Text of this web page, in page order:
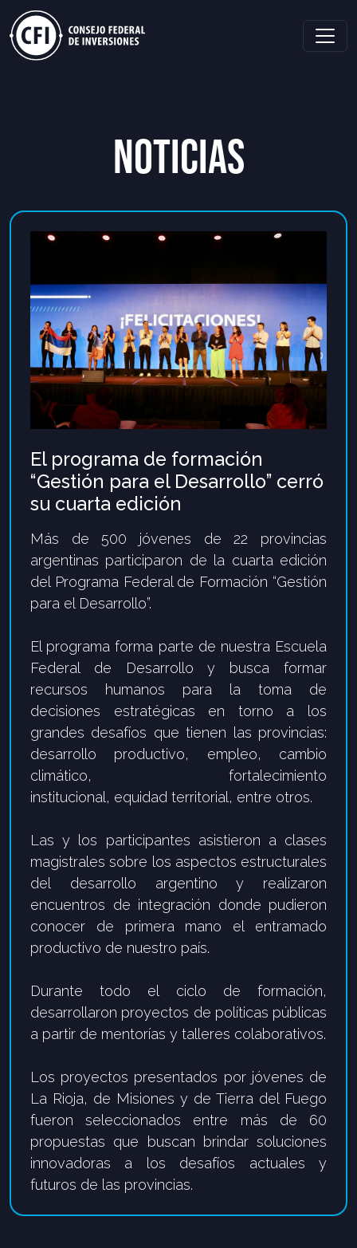
NOTICIAS
El programa de formación
“Gestión para el Desarrollo” cerró
su cuarta edición
Más de 500 jóvenes de 22 provincias
argentinas participaron de la cuarta edición
del Programa Federal de Formación “Gestión
para el Desarrollo”.
El programa forma parte de nuestra Escuela
Federal de Desarrollo y busca formar
recursos humanos para la toma de
decisiones estratégicas en torno a los
grandes desafíos que tienen las provincias:
desarrollo productivo, empleo, cambio
climático, fortalecimiento
institucional, equidad territorial, entre otros.
Las y los participantes asistieron a clases
magistrales sobre los aspectos estructurales
del desarrollo argentino y realizaron
encuentros de integración donde pudieron
conocer de primera mano el entramado
productivo de nuestro país.
Durante todo el ciclo de formación,
desarrollaron proyectos de políticas públicas
a partir de mentorías y talleres colaborativos.
Los proyectos presentados por jóvenes de
La Rioja, de Misiones y de Tierra del Fuego
fueronseleccionados entre más de 60
propuestas que buscan brindar soluciones
innovadoras a los desafíos actuales y
futuros de las provincias.